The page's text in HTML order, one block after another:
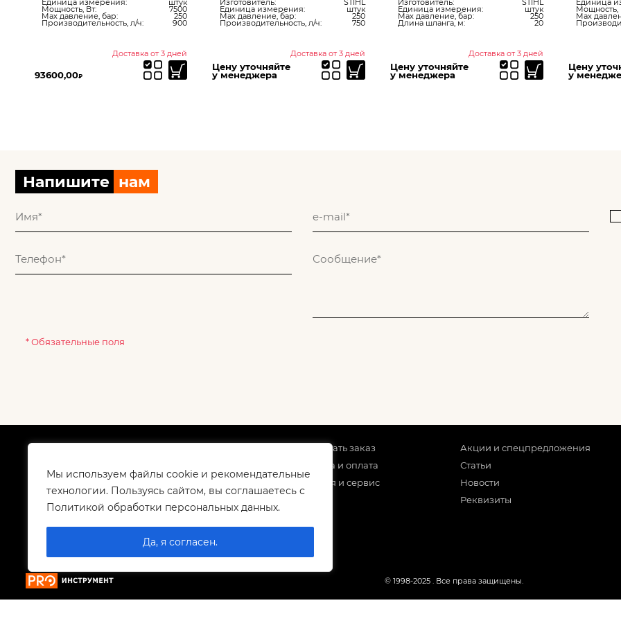
Мы используем файлы cookie и рекомендательные
технологии. Пользуясь сайтом, вы соглашаетесь с
Политикой обработки персональных данных.
Да, я согласен.
Единица измерения: штук
Мощность, Вт: 7500
Max давление, бар: 250
Производительность, л/ч: 900
Доставка от 3 дней
93600,00₽
Изготовитель: STIHL
Единица измерения: штук
Max давление, бар: 250
Производительность, л/ч: 750
Доставка от 3 дней
Цену уточняйте
у менеджера
Изготовитель: STIHL
Единица измерения: штук
Max давление, бар: 250
Длина шланга, м: 20
Доставка от 3 дней
Цену уточняйте
у менеджера
Единица
Мощность,
Max
Цену
у
Напишите нам
* Обязательные поля
Корпоративным клиентам
Контакты
Как сделать заказ
Доставка и оплата
Гарантия и сервис
Акции и спецпредложения
Статьи
Новости
Реквизиты
© 1998-2025 . Все права защищены.